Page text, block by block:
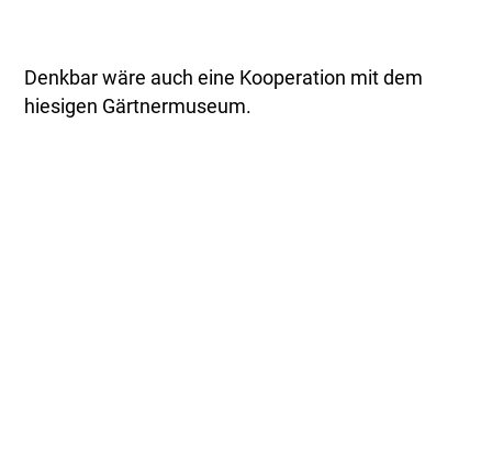
Denkbar wäre auch eine Kooperation mit dem
hiesigen Gärtnermuseum.